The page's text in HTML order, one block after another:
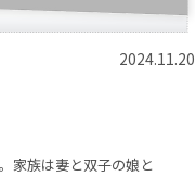
2024.11.20
家族は妻と双子の娘と